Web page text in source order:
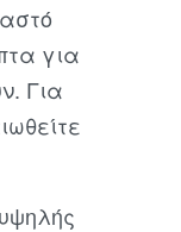
για
Για